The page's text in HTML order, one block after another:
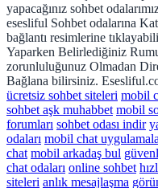
yapacağınız sohbet
esesliful Sohbet odalarına
bağlantı resimlerine
Yaparken Belirlediğiniz
zorunluluğunuz Olmadan
Bağlana bilirsiniz.
ücretsiz sohbet siteleri mobil
sohbet aşk muhabbet mobil
forumları sohbet odası indir
odaları mobil chat
chat mobil arkadaş bul
chat odaları online sohbet
siteleri anlık mesajlaşma